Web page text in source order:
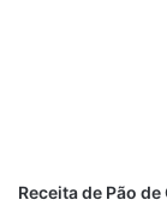
Receita de Pão